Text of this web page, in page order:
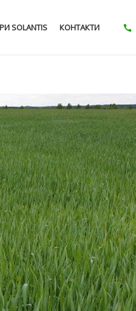
SOLANTIS КОНТАКТИ